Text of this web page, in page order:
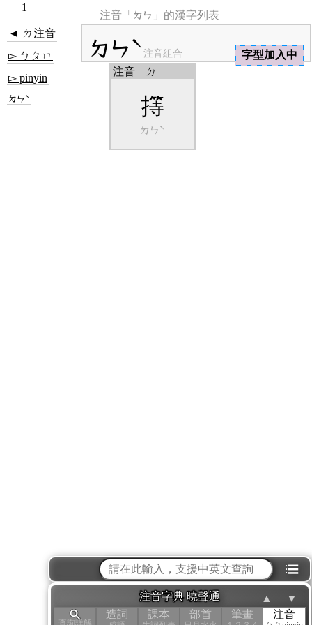
注音「 ㄉㄣ 」的漢字列表
◄ ㄉ注音
▻ ㄅㄆㄇ
▻ pinyin
ㄉㄣˋ
ㄉㄣˋ注音組合
注音 ㄉ
㩐
ㄉㄣˋ
⁝☰
注音字典 曉聲通
造詞 課本 部首 筆畫 注音
▲ ▼
1
字型加入中